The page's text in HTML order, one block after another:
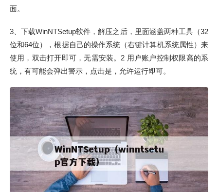
面。
3、下载WinNTSetup软件，解压之后，里面涵盖两种工具（32
位和64位），根据自己的操作系统（右键计算机系统属性）来
使用，双击打开即可，无需安装。2 用户账户控制权限高的系
统，有可能会弹出警示，点击是，允许运行即可。